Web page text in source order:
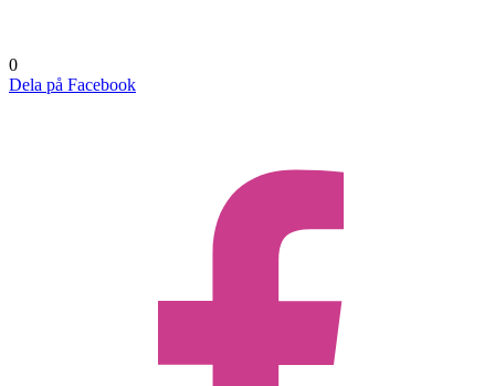
0
Dela på Facebook